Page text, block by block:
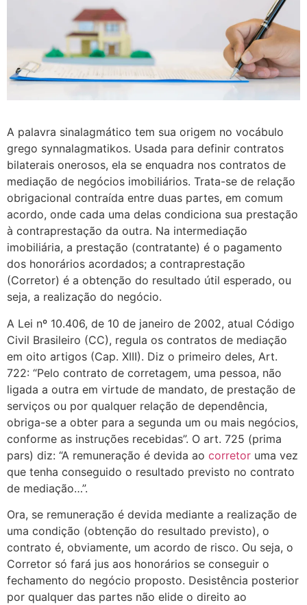
A palavra sinalagmático tem sua origem no vocábulo
grego synnalagmatikos. Usada para definir contratos
bilaterais onerosos, ela se enquadra nos contratos de
mediação de negócios imobiliários. Trata-se de relação
obrigacional contraída entre duas partes, em comum
acordo, onde cada uma delas condiciona sua prestação
à contraprestação da outra. Na intermediação
imobiliária, a prestação (contratante) é o pagamento
dos honorários acordados; a contraprestação
(Corretor) é a obtenção do resultado útil esperado, ou
seja, a realização do negócio.
A Lei nº 10.406, de 10 de janeiro de 2002, atual Código
Civil Brasileiro (CC), regula os contratos de mediação
em oito artigos (Cap. XIII). Diz o primeiro deles, Art.
722: “Pelo contrato de corretagem, uma pessoa, não
ligada a outra em virtude de mandato, de prestação de
serviços ou por qualquer relação de dependência,
obriga-se a obter para a segunda um ou mais negócios,
conforme as instruções recebidas”. O art. 725 (prima
pars) diz: “A remuneração é devida ao corretor uma vez
que tenha conseguido o resultado previsto no contrato
de mediação…”.
Ora, se remuneração é devida mediante a realização de
uma condição (obtenção do resultado previsto), o
contrato é, obviamente, um acordo de risco. Ou seja, o
Corretor só fará jus aos honorários se conseguir o
fechamento do negócio proposto. Desistência posterior
por qualquer das partes não elide o direito ao